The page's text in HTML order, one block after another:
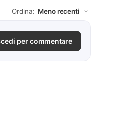
Ordina:
per commentare